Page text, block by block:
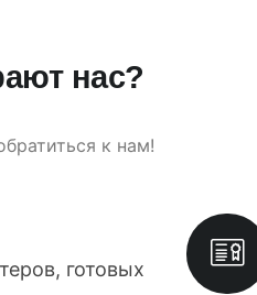
нас?
к нам!
готовых